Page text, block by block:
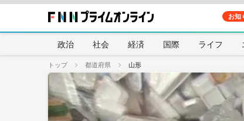
お知
政治 社会 経済 国際 ライフ
トップ 都道府県 山形